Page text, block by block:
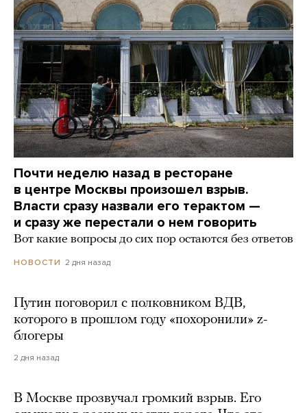
Почти неделю назад в ресторане
в центре Москвы произошел взрыв.
Власти сразу назвали его терактом —
и сразу же перестали о нем говорить
Вот какие вопросы до сих пор остаются без ответов
НОВОСТИ 2 дня назад
Путин поговорил с полковником ВДВ,
которого в прошлом году «похоронили» z-
блогеры
2 дня назад
В Москве прозвучал громкий взрыв. Его